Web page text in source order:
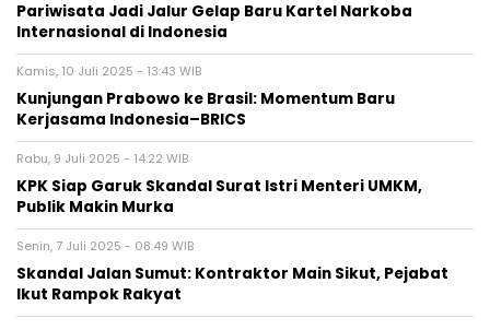
Pariwisata Jadi Jalur Gelap Baru Kartel Narkoba
Internasional di Indonesia
Kamis, 10 Juli 2025 - 13:43 WIB
Kunjungan Prabowo ke Brasil: Momentum Baru
Kerjasama Indonesia–BRICS
Rabu, 9 Juli 2025 - 14:22 WIB
KPK Siap Garuk Skandal Surat Istri Menteri UMKM,
Publik Makin Murka
Senin, 7 Juli 2025 - 08:49 WIB
Skandal Jalan Sumut: Kontraktor Main Sikut, Pejabat
Ikut Rampok Rakyat